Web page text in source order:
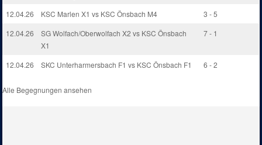
12.04.26
KSC Marlen X1 vs KSC Önsbach M4
3 - 5
12.04.26
SG Wolfach/Oberwolfach X2 vs KSC Önsbach
X1
7 - 1
12.04.26 SKC Unterharmersbach F1 vs KSC Önsbach F1 6 - 2
Alle Begegnungen ansehen